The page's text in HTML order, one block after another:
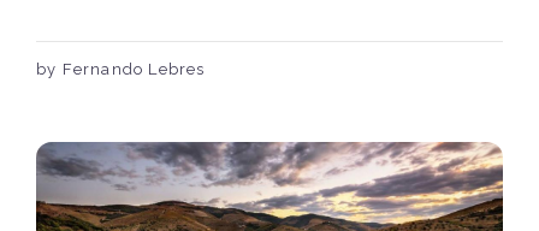
by Fernando Lebres